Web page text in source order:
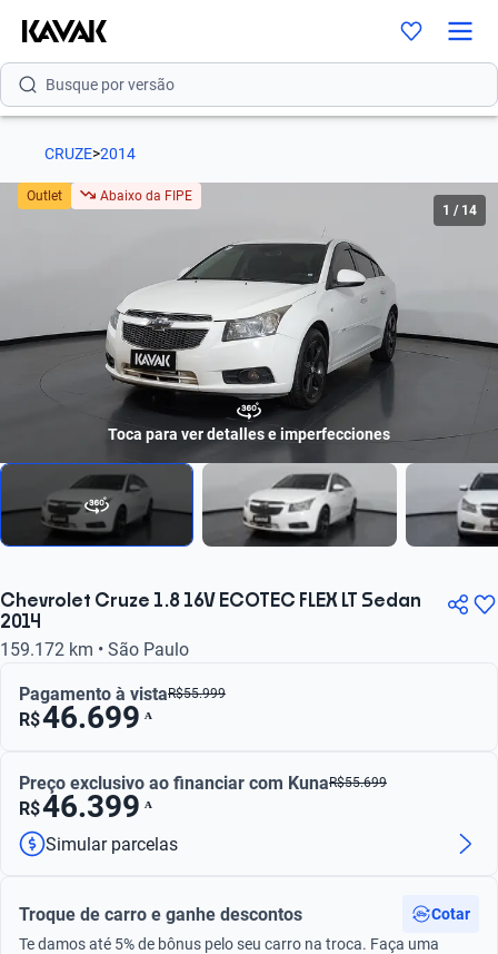
Busque por modelo
Busque por versão
Busque por marca
Busque por versão
Busque por ano
CRUZE>2014
Toca para ver detalles e imperfecciones
Outlet
Abaixo da FIPE
1 / 14
Chevrolet Cruze 1.8 16V ECOTEC FLEX LT Sedan
2014
159.172 km • São Paulo
Pagamento à vistaR$55.999
R$46.699 ᴬ
Preço exclusivo ao financiar com KunaR$55.699
R$46.399 ᴬ
Simular parcelas
Troque de carro e ganhe descontos
Cotar
Te damos até 5% de bônus pelo seu carro na troca. Faça uma